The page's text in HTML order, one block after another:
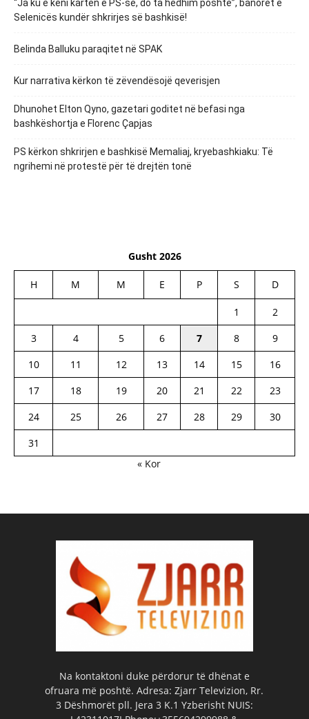
“Ja ku e keni kartën e PS-së, do ta hedhim poshtë”, banorët e
Selenicës kundër shkrirjes së bashkisë!
Belinda Balluku paraqitet në SPAK
Kur narrativa kërkon të zëvendësojë qeverisjen
Dhunohet Elton Qyno, gazetari goditet në befasi nga
bashkëshortja e Florenc Çapjas
PS kërkon shkrirjen e bashkisë Memaliaj, kryebashkiaku: Të
ngrihemi në protestë për të drejtën tonë
Gusht 2026
H M M E P S D
1
2
3
4 5 6 7 8
9
10
11 12 13 14 15
16
17
18 19 20 21 22
23
24
25 26 27 28 29
30
31
« Kor
Na kontaktoni duke përdorur të dhënat e
ofruara më poshtë. Adresa: Zjarr Televizion, Rr.
3 Dëshmorët pll. Jera 3 K.1 Yzberisht NUIS: